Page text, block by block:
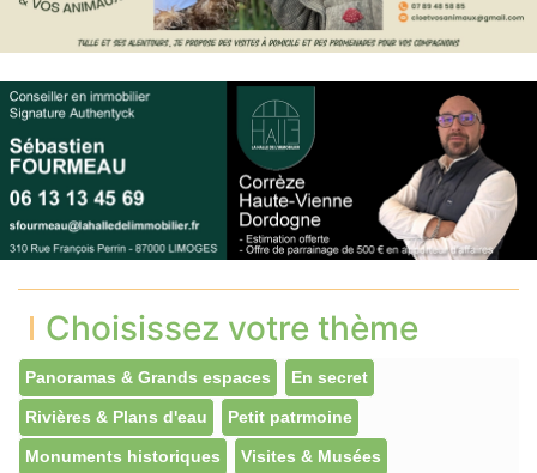
Choisissez votre thème
Panoramas & Grands espaces En secret
Rivières & Plans d'eau Petit patrmoine
Monuments historiques Visites & Musées